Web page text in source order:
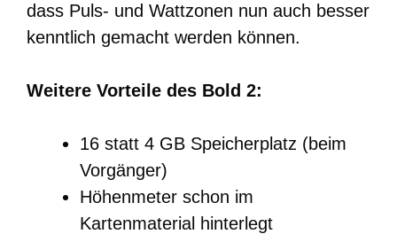
dass Puls- und Wattzonen nun auch besser
kenntlich gemacht werden können.
Weitere Vorteile des Bold 2:
16 statt 4 GB Speicherplatz (beim
Vorgänger)
Höhenmeter schon im
Kartenmaterial hinterlegt